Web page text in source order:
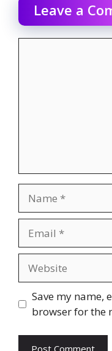
Leave a
Save my name,
browser for the